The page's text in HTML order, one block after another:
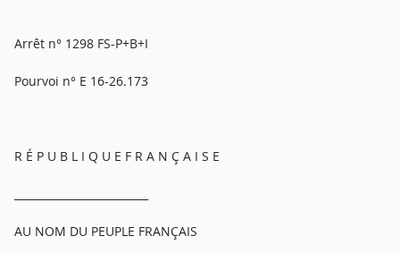
Arrêt n° 1298 FS-P+B+I
Pourvoi n° E 16-26.173
R É P U B L I Q U E F R A N Ç A I S E
AU NOM DU PEUPLE FRANÇAIS